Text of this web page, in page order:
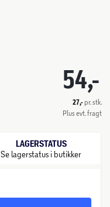
54,-
27,- pr. stk.
Plus evt. fragt
LAGERSTATUS
Se lagerstatus i butikker